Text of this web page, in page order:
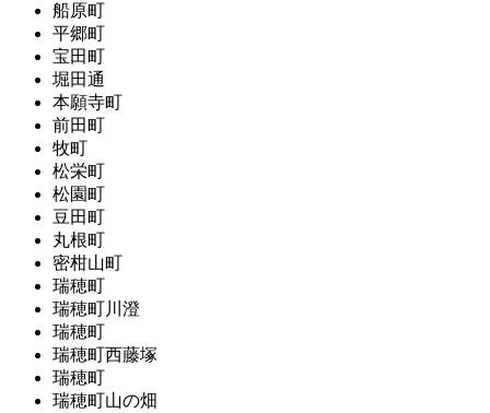
船原町
平郷町
宝田町
堀田通
本願寺町
前田町
牧町
松栄町
松園町
豆田町
丸根町
密柑山町
瑞穂町
瑞穂町川澄
瑞穂町
瑞穂町西藤塚
瑞穂町
瑞穂町山の畑